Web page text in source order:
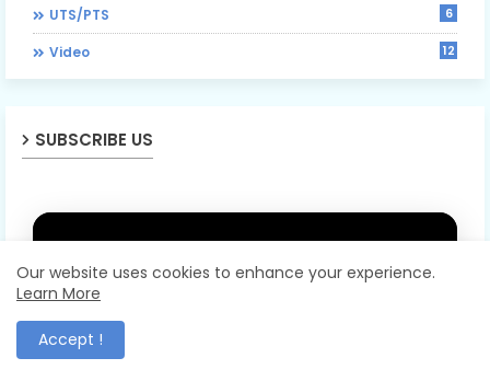
UTS/PTS 6
Video 12
SUBSCRIBE US
Our website uses cookies to enhance your experience.
Learn More
Accept !